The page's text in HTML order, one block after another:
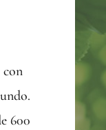
con
600